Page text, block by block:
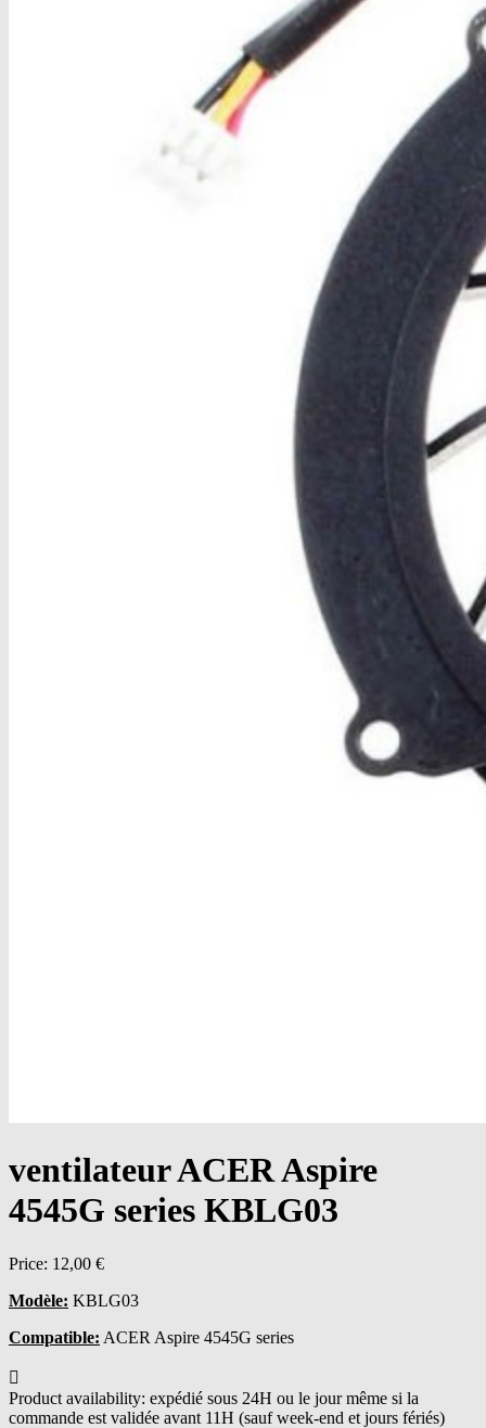
ventilateur ACER Aspire
4545G series KBLG03
Price: 12,00 €
Modèle: KBLG03
Compatible: ACER Aspire 4545G series

Product availability: expédié sous 24H ou le jour même si la
commande est validée avant 11H (sauf week-end et jours fériés)